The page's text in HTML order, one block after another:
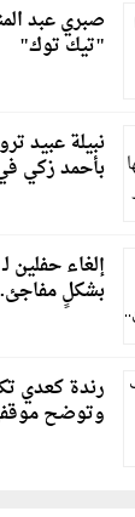
صبري عبد
"تيك توك"
نبيلة عبيد
بأحمد زكي
إلغاء حفلين
بشكلٍ
رندة كعدي
وتوضح